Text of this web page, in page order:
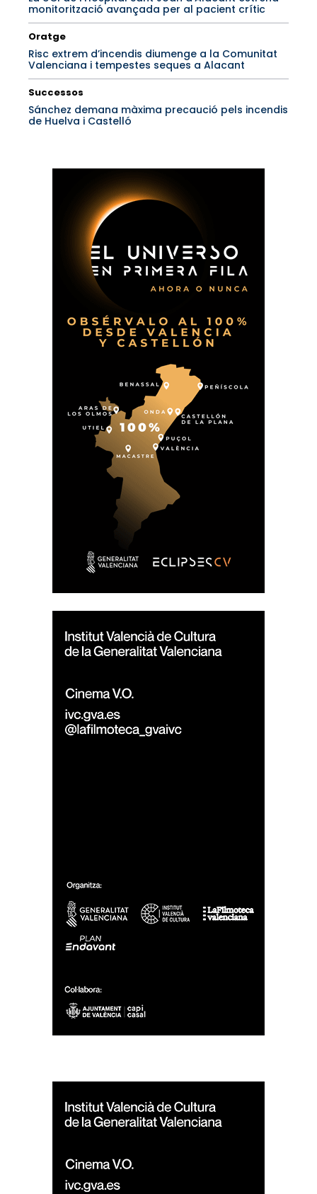
monitorització avançada per al pacient crític
Oratge
Risc extrem d’incendis diumenge a la Comunitat
Valenciana i tempestes seques a Alacant
Successos
Sánchez demana màxima precaució pels incendis
de Huelva i Castelló